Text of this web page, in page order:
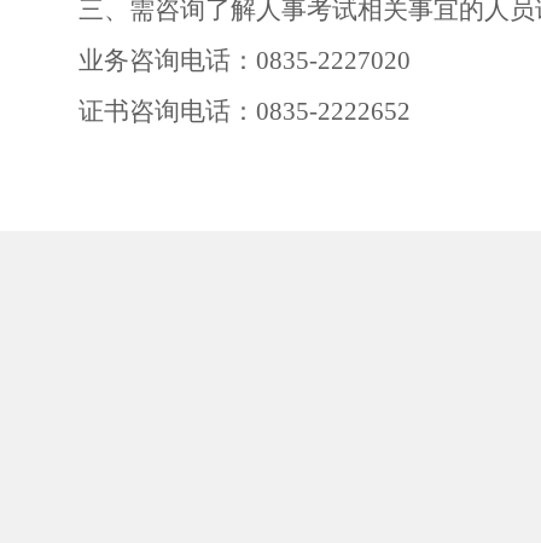
三、需咨询了解人事考试相关事宜的人
业务咨询电话： 0835-2227020
证书咨询电话： 0835-2222652